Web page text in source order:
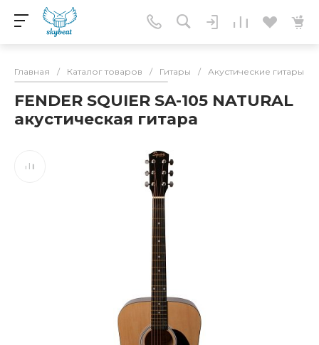
Главная / Каталог товаров / Гитары / Акустические гитары
FENDER SQUIER SA-105 NATURAL
акустическая гитара